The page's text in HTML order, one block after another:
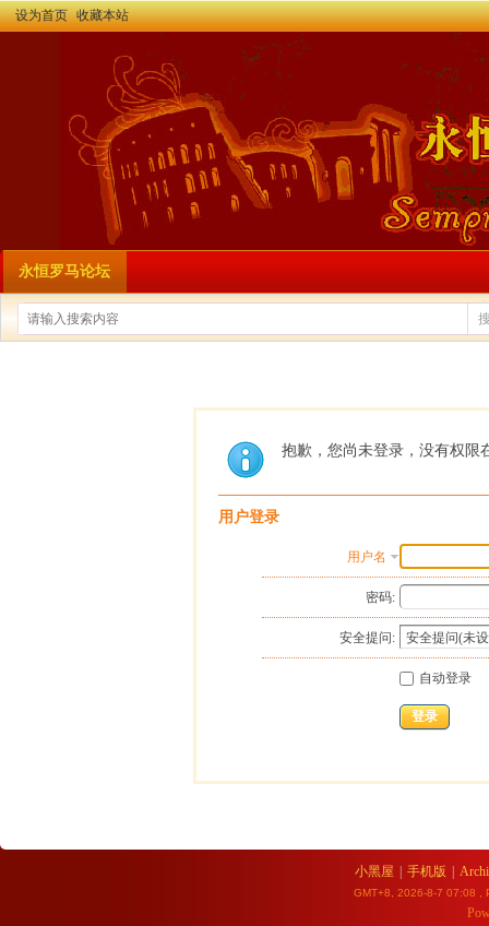
设为首页 收藏本站
永恒罗马论坛
抱歉，您尚未登录，没有权限
用户登录
用户名
密码:
安全提问:
自动登录
登录
小黑屋 手机版
GMT+8, 2026-8-7 07:08 ,